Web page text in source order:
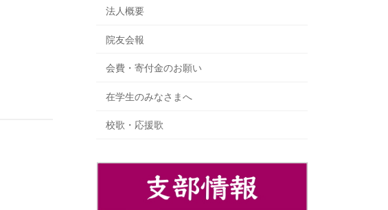
法人概要
院友会報
会費・寄付金のお願い
在学生のみなさまへ
校歌・応援歌